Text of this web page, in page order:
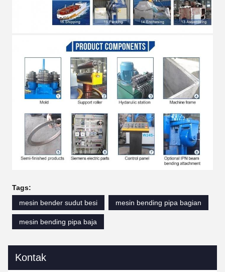
Tags:
mesin bender sudut besi
mesin bending pipa bagian
mesin bending pipa baja
Kontak